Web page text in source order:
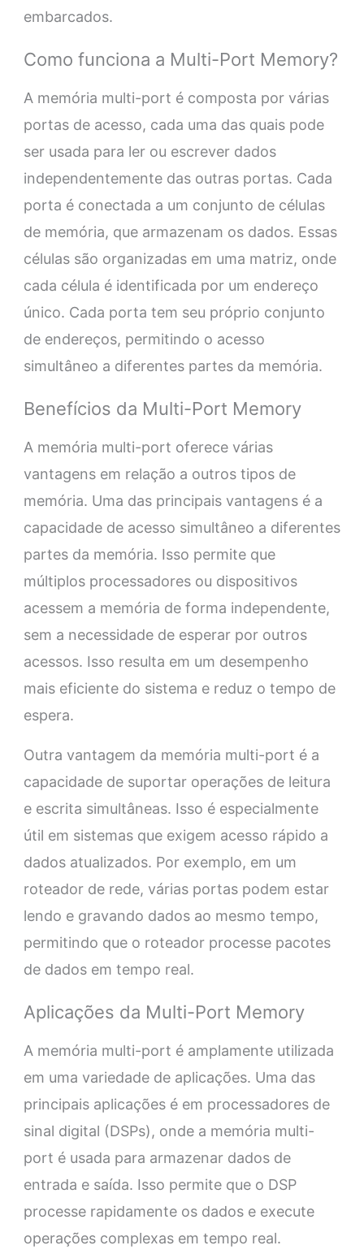
embarcados.
Como funciona a Multi-Port Memory?
A memória multi-port é composta por várias
portas de acesso, cada uma das quais pode
ser usada para ler ou escrever dados
independentemente das outras portas. Cada
porta é conectada a um conjunto de células
de memória, que armazenam os dados. Essas
células são organizadas em uma matriz, onde
cada célula é identificada por um endereço
único. Cada porta tem seu próprio conjunto
de endereços, permitindo o acesso
simultâneo a diferentes partes da memória.
Benefícios da Multi-Port Memory
A memória multi-port oferece várias
vantagens em relação a outros tipos de
memória. Uma das principais vantagens é a
capacidade de acesso simultâneo a diferentes
partes da memória. Isso permite que
múltiplos processadores ou dispositivos
acessem a memória de forma independente,
sem a necessidade de esperar por outros
acessos. Isso resulta em um desempenho
mais eficiente do sistema e reduz o tempo de
espera.
Outra vantagem da memória multi-port é a
capacidade de suportar operações de leitura
e escrita simultâneas. Isso é especialmente
útil em sistemas que exigem acesso rápido a
dados atualizados. Por exemplo, em um
roteador de rede, várias portas podem estar
lendo e gravando dados ao mesmo tempo,
permitindo que o roteador processe pacotes
de dados em tempo real.
Aplicações da Multi-Port Memory
A memória multi-port é amplamente utilizada
em uma variedade de aplicações. Uma das
principais aplicações é em processadores de
sinal digital (DSPs), onde a memória multi-
port é usada para armazenar dados de
entrada e saída. Isso permite que o DSP
processe rapidamente os dados e execute
operações complexas em tempo real.